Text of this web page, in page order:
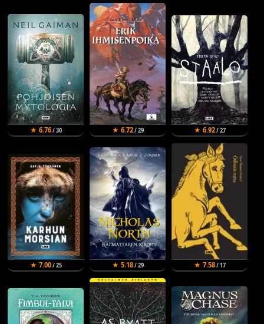
★ 6.76/ 30 ★ 6.72/ 29 ★ 6.92/ 27
★ 7.00/ 25 ★ 5.18/ 29 ★ 7.58/ 17